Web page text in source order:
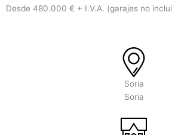
Desde 480.000 € + I.V.A. (garajes no
Soria
Soria